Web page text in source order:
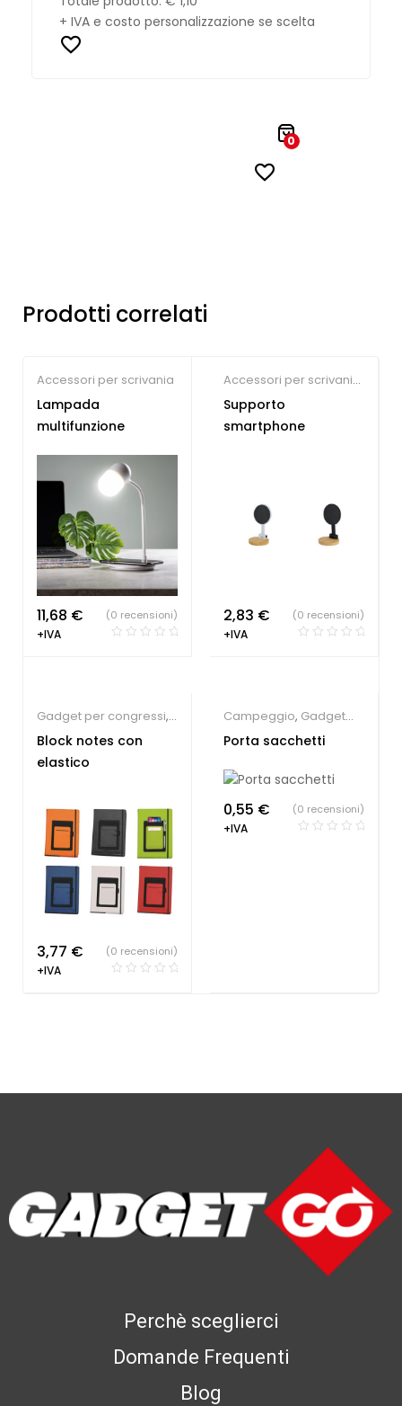
+ IVA e costo personalizzazione se scelta
0
Prodotti correlati
Accessori per scrivania
Lampada
multifunzione
11,68 €
+IVA
(0 recensioni)
Accessori per scrivania
Accessori per
Smartphone
Supporto
smartphone
2,83 €
+IVA
(0 recensioni)
Gadget per congressi,
Block notes e Post-it
Block notes con
elastico
3,77 €
+IVA
(0 recensioni)
Campeggio, Gadget
per animali
Porta sacchetti
0,55 €
+IVA
(0 recensioni)
Perchè sceglierci
Domande Frequenti
Blog